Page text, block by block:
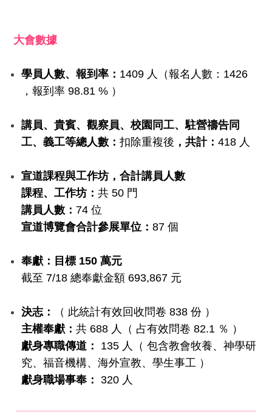
大會數據
學員人數、報到率： 1409 人（報名人數：1426
，報到率 98.81 % ）
講員、貴賓、觀察員、校園同工、駐營禱告同
工、義工等總人數： 扣除重複後 ，共計： 418 人
宣道課程與工作坊，合計講員人數
課程、工作坊： 共 50 門
講員人數： 74 位
宣道博覽會合計參展單位： 87 個
奉獻：目標 150 萬元
截至 7/18 總奉獻金額 693,867 元
決志：
（ 此統計有效回收問卷 838 份 ）
主權奉獻： 共 688 人（ 占有效問卷 82.1 ％ ）
獻身專職傳道： 135 人（ 包含教會牧養、神學研
究、福音機構、海外宣教、學生事工 ）
獻身職場事奉： 320 人